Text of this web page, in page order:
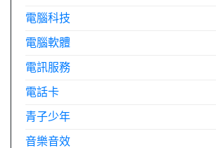
電腦科技
電腦軟體
電訊服務
電話卡
青子少年
音樂音效